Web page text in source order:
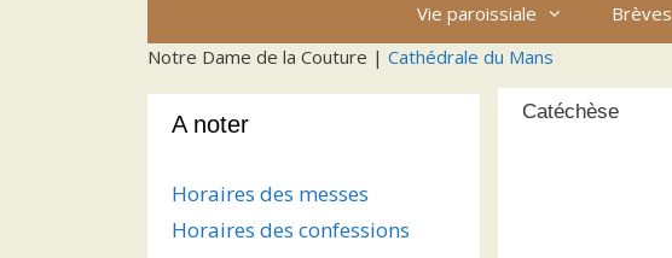
Vie paroissiale Brèves
Notre Dame de la Couture | Cathédrale du Mans
Catéchèse
A noter
Horaires des messes
Horaires des confessions